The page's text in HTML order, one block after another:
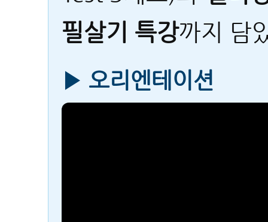
필살기 특강까지 담
▶ 오리엔테이션